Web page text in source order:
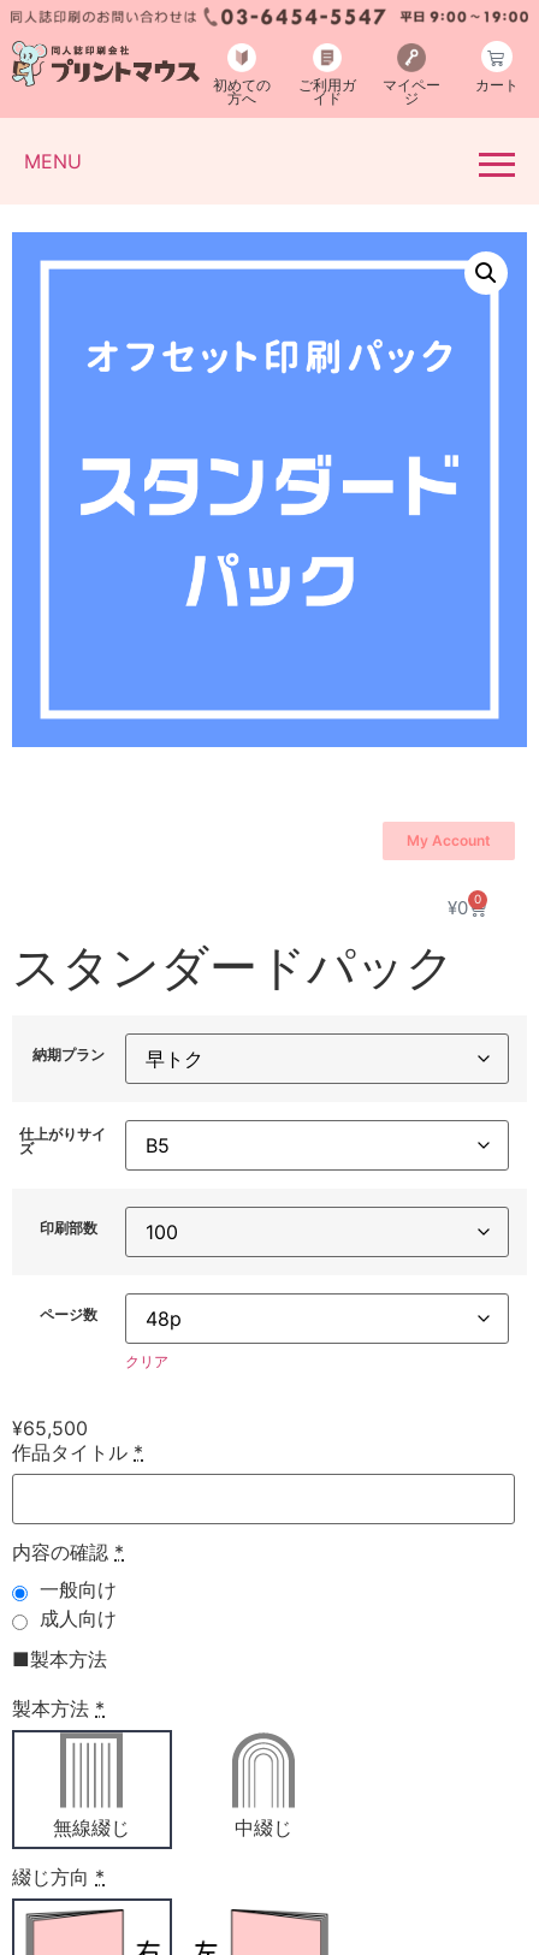
初めての
方へ
ご利用ガ
イド
マイペー
ジ
カート
MENU
My Account
¥0 0
スタンダードパック
納期プラン
仕上がりサイ
ズ
印刷部数
ページ数
クリア
¥65,500
作品タイトル *
内容の確認 *
一般向け
成人向け
■製本方法
製本方法 *
無線綴じ 中綴じ
綴じ方向 *